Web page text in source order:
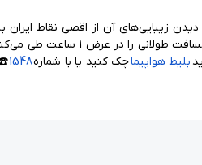
بلیط هواپیما چک کنید یا با شماره 1548